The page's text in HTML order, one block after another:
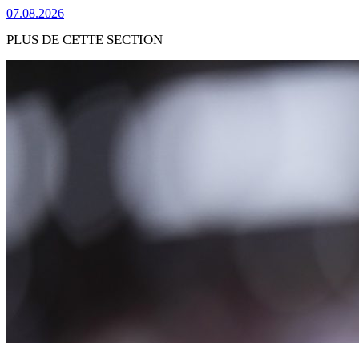
07.08.2026
PLUS DE CETTE SECTION